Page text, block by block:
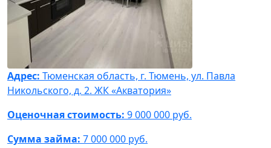
Адрес: Тюменская область, г. Тюмень, ул. Павла
Никольского, д. 2. ЖК «Акватория»
Оценочная стоимость: 9 000 000 руб.
Сумма займа: 7 000 000 руб.